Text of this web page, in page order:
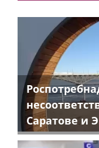
Саратове и